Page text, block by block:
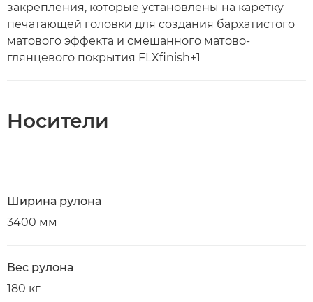
закрепления, которые установлены на каретку
печатающей головки для создания бархатистого
матового эффекта и смешанного матово-
глянцевого покрытия FLXfinish+1
Носители
Ширина рулона
3400 мм
Вес рулона
180 кг